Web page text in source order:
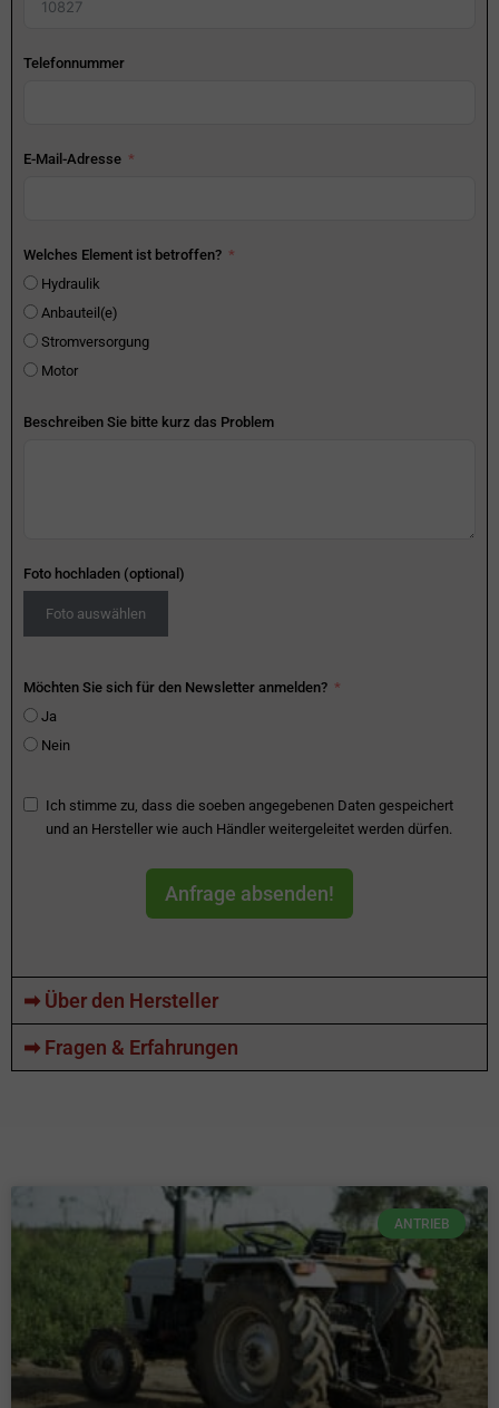
Telefonnummer
E-Mail-Adresse
Welches Element ist betroffen?
Hydraulik
Anbauteil(e)
Stromversorgung
Motor
Beschreiben Sie bitte kurz das Problem
Foto hochladen (optional)
Foto auswählen
Möchten Sie sich für den Newsletter anmelden?
Ja
Nein
Ich stimme zu, dass die soeben angegebenen Daten gespeichert
und an Hersteller wie auch Händler weitergeleitet werden dürfen.
Anfrage absenden!
➡ Über den Hersteller
➡ Fragen & Erfahrungen
ANTRIEB